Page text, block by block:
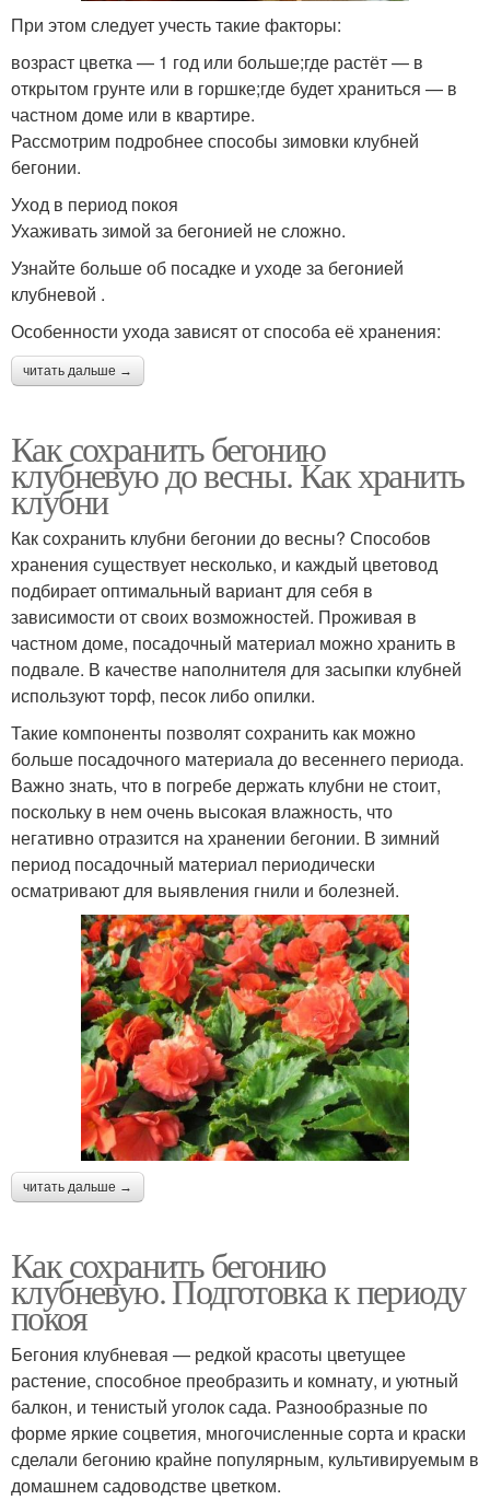
При этом следует учесть такие факторы:
возраст цветка — 1 год или больше;где растёт — в
открытом грунте или в горшке;где будет храниться — в
частном доме или в квартире.
Рассмотрим подробнее способы зимовки клубней
бегонии.
Уход в период покоя
Ухаживать зимой за бегонией не сложно.
Узнайте больше об посадке и уходе за бегонией
клубневой .
Особенности ухода зависят от способа её хранения:
читать дальше →
Как сохранить бегонию
клубневую до весны. Как хранить
клубни
Как сохранить клубни бегонии до весны? Способов
хранения существует несколько, и каждый цветовод
подбирает оптимальный вариант для себя в
зависимости от своих возможностей. Проживая в
частном доме, посадочный материал можно хранить в
подвале. В качестве наполнителя для засыпки клубней
используют торф, песок либо опилки.
Такие компоненты позволят сохранить как можно
больше посадочного материала до весеннего периода.
Важно знать, что в погребе держать клубни не стоит,
поскольку в нем очень высокая влажность, что
негативно отразится на хранении бегонии. В зимний
период посадочный материал периодически
осматривают для выявления гнили и болезней.
читать дальше →
Как сохранить бегонию
клубневую. Подготовка к периоду
покоя
Бегония клубневая — редкой красоты цветущее
растение, способное преобразить и комнату, и уютный
балкон, и тенистый уголок сада. Разнообразные по
форме яркие соцветия, многочисленные сорта и краски
сделали бегонию крайне популярным, культивируемым в
домашнем садоводстве цветком.